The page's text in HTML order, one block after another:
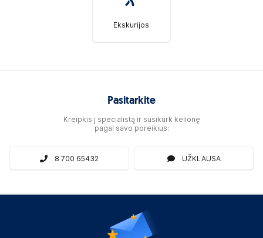
Ekskurijos
Pasitarkite
Kreipkis į specialistą ir susikurk kelionę
pagal savo poreikius:
8 700 65432 UŽKLAUSA